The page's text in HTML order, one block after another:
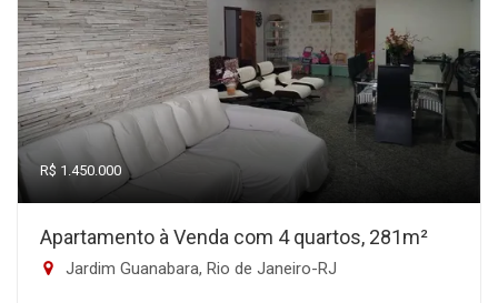
R$ 1.450.000
Apartamento à Venda com 4 quartos, 281m²
Jardim Guanabara, Rio de Janeiro-RJ